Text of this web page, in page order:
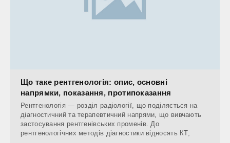
Що таке рентгенологія: опис, основні
напрямки, показання, протипоказання
Рентгенологія — розділ радіології, що поділяється на
діагностичний та терапевтичний напрями, що вивчають
застосування рентгенівських променів. До
рентгенологічних методів діагностики відносять КТ,